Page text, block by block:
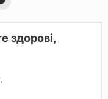
здорові,